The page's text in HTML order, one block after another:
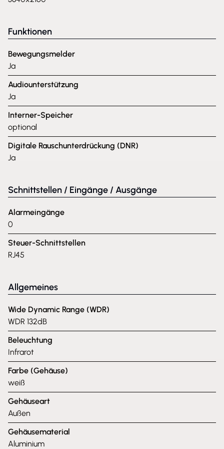
Funktionen
Bewegungsmelder
Ja
Audiounterstützung
Ja
Interner-Speicher
optional
Digitale Rauschunterdrückung (DNR)
Ja
Schnittstellen / Eingänge / Ausgänge
Alarmeingänge
0
Steuer-Schnittstellen
RJ45
Allgemeines
Wide Dynamic Range (WDR)
WDR 132dB
Beleuchtung
Infrarot
Farbe (Gehäuse)
weiß
Gehäuseart
Außen
Gehäusematerial
Aluminium